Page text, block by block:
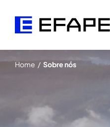
Home / Sobre nós